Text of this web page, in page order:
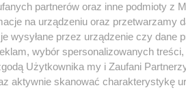
domów pomocy czy poradni
najbliższymi. Publikacja
oraz kultura.
partnerów oraz inne podmioty z
na urządzeniu oraz przetwarzamy
wysyłane przez urządzenie czy dane
wybór spersonalizowanych
Użytkownika my i Zaufani
aktywnie skanować charakterystykę